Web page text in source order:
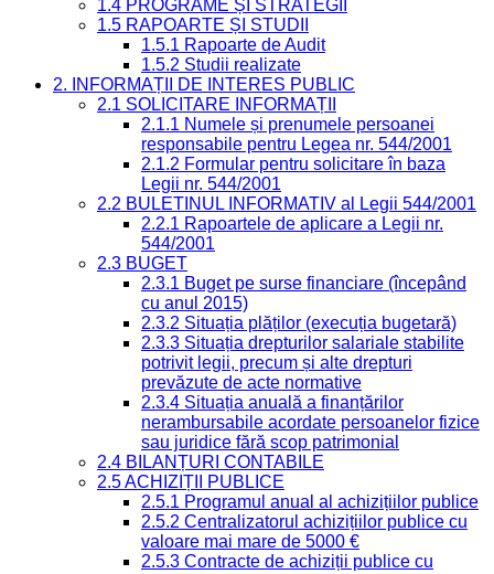
1.4 PROGRAME ȘI STRATEGII
1.5 RAPOARTE ȘI STUDII
1.5.1 Rapoarte de Audit
1.5.2 Studii realizate
2. INFORMAȚII DE INTERES PUBLIC
2.1 SOLICITARE INFORMAȚII
2.1.1 Numele și prenumele persoanei
responsabile pentru Legea nr. 544/2001
2.1.2 Formular pentru solicitare în baza
Legii nr. 544/2001
2.2 BULETINUL INFORMATIV al Legii 544/2001
2.2.1 Rapoartele de aplicare a Legii nr.
544/2001
2.3 BUGET
2.3.1 Buget pe surse financiare (începând
cu anul 2015)
2.3.2 Situația plăților (execuția bugetară)
2.3.3 Situația drepturilor salariale stabilite
potrivit legii, precum și alte drepturi
prevăzute de acte normative
2.3.4 Situația anuală a finanțărilor
nerambursabile acordate persoanelor fizice
sau juridice fără scop patrimonial
2.4 BILANȚURI CONTABILE
2.5 ACHIZIȚII PUBLICE
2.5.1 Programul anual al achizițiilor publice
2.5.2 Centralizatorul achizițiilor publice cu
valoare mai mare de 5000 €
2.5.3 Contracte de achiziții publice cu